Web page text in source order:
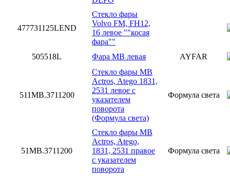
477731125LEND
Стекло фары
Volvo FM, FH12,
16 левое ""косая
фара""
505518L
Фара MB левая AYFAR
511MB.3711200
Стекло фары MB
Actros, Atego 1831,
2531 левое с
указателем
поворота
(Формула света)
Формула света
51MB.3711200
Стекло фары MB
Actros, Atego,
1831, 2531 правое
с указателем
поворота
Формула света